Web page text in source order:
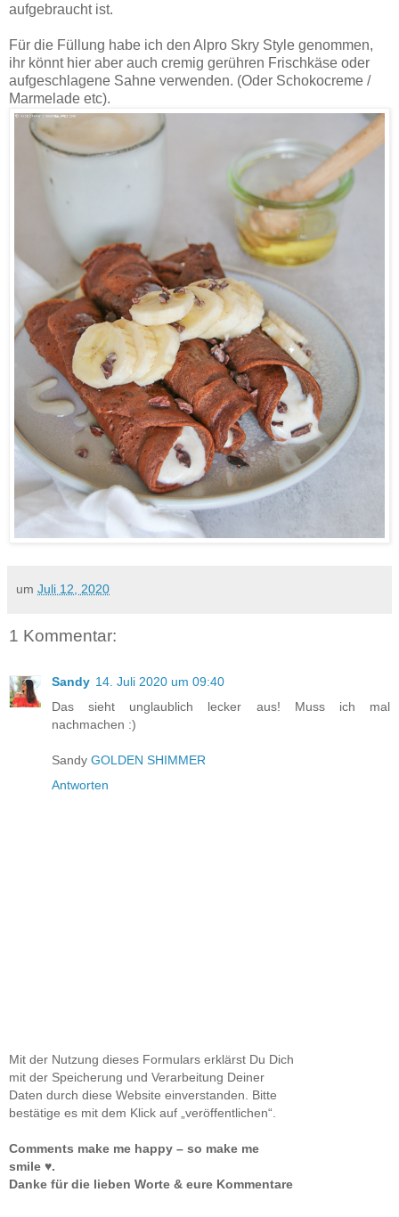
aufgebraucht ist.
Für die Füllung habe ich den Alpro Skry Style genommen,
ihr könnt hier aber auch cremig gerühren Frischkäse oder
aufgeschlagene Sahne verwenden. (Oder Schokocreme /
Marmelade etc).
um Juli 12, 2020
1 Kommentar:
Sandy 14. Juli 2020 um 09:40
Das sieht unglaublich lecker aus! Muss ich mal
nachmachen :)
Sandy GOLDEN SHIMMER
Antworten
Mit der Nutzung dieses Formulars erklärst Du Dich
mit der Speicherung und Verarbeitung Deiner
Daten durch diese Website einverstanden. Bitte
bestätige es mit dem Klick auf „veröffentlichen“.
Comments make me happy – so make me
smile ♥.
Danke für die lieben Worte & eure Kommentare